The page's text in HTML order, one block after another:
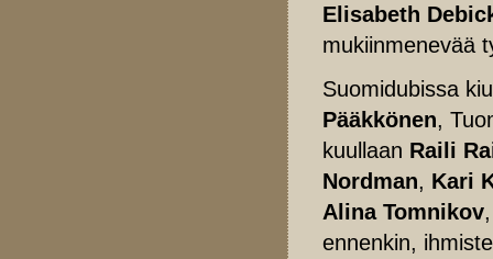
Elisabeth
mukiinmenevää
Suomidubissa
Pääkkönen,
kuullaan Raili
Nordman, Kari
Alina Tomnikov
ennenkin,